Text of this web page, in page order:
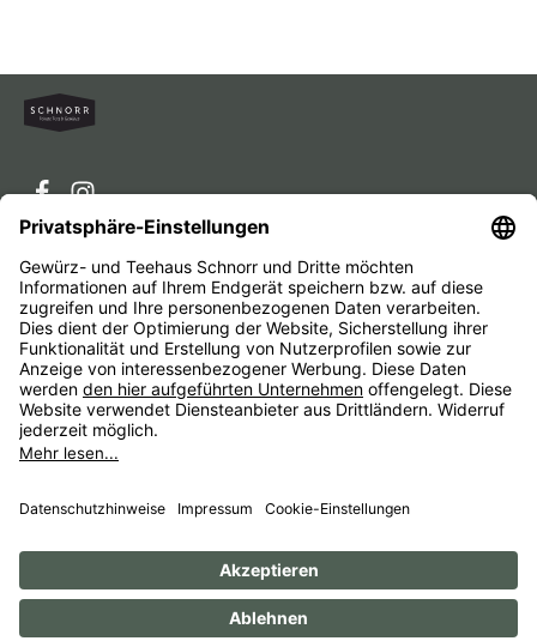
Service-Hotline
Service
Unternehmen
Alle Preise inkl. gesetzl. Mehrwertsteuer zzgl.
anders angegeben.
© 1956 - 2026 Gewürz- und Teehaus Schnorr - with
ImpressumAGBWiderrufsbelehrungenDatenschutz
Barrierefreiheit